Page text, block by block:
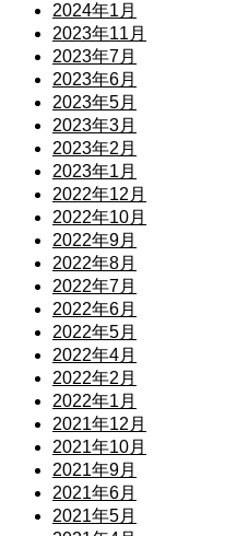
2024年1月
2023年11月
2023年7月
2023年6月
2023年5月
2023年3月
2023年2月
2023年1月
2022年12月
2022年10月
2022年9月
2022年8月
2022年7月
2022年6月
2022年5月
2022年4月
2022年2月
2022年1月
2021年12月
2021年10月
2021年9月
2021年6月
2021年5月